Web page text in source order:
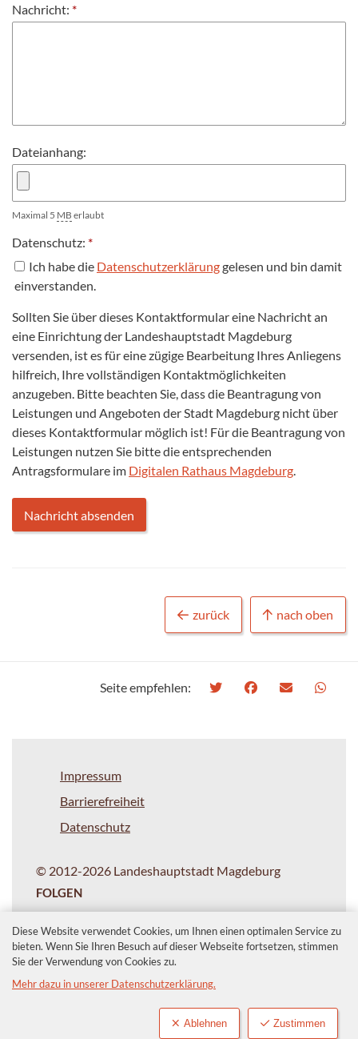
Diese Website verwendet Cookies, um Ihnen einen optimalen Service zu
bieten. Wenn Sie Ihren Besuch auf dieser Webseite fortsetzen, stimmen
Sie der Verwendung von Cookies zu.
Mehr dazu in unserer Datenschutzerklärung.
Ablehnen Zustimmen
Nachricht: *
Dateianhang:
Maximal 5 MB erlaubt
Datenschutz: *
Ich habe die Datenschutzerklärunggelesen und bin damit
einverstanden.
Sollten Sie über dieses Kontaktformular eine Nachricht an
eine Einrichtung der Landeshauptstadt Magdeburg
versenden, ist es für eine zügige Bearbeitung Ihres Anliegens
hilfreich, Ihre vollständigen Kontaktmöglichkeiten
anzugeben. Bitte beachten Sie, dass die Beantragung von
Leistungen und Angeboten der Stadt Magdeburg nicht über
dieses Kontaktformular möglich ist! Für die Beantragung von
Leistungen nutzen Sie bitte die entsprechenden
Antragsformulare im Digitalen Rathaus Magdeburg.
zurück nach oben
Seite empfehlen:
Impressum
Barrierefreiheit
Datenschutz
© 2012-2026 Landeshauptstadt Magdeburg
FOLGEN